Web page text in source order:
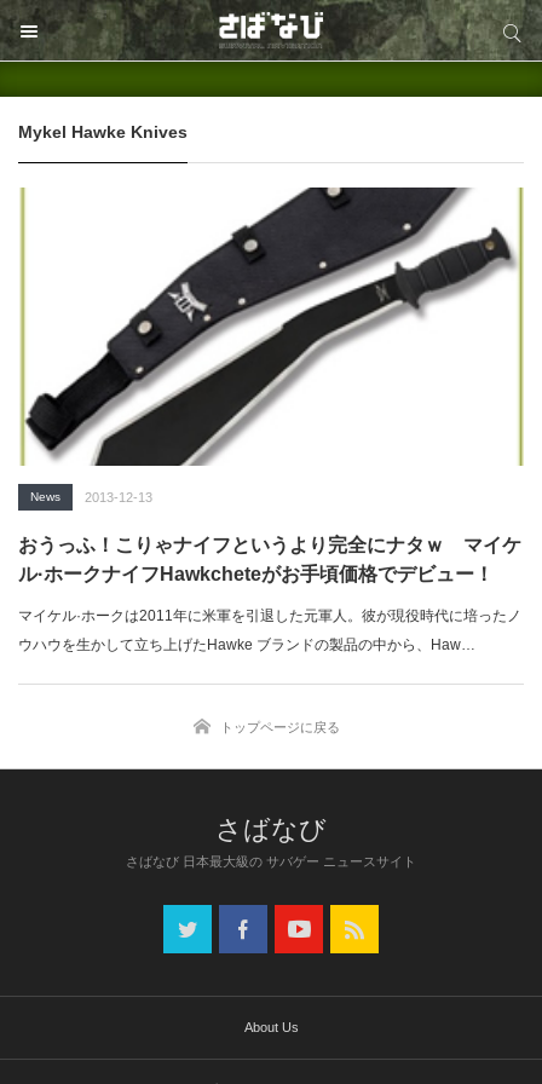
サイト内検索
Mykel Hawke Knives
News 2013-12-13
おうっふ！こりゃナイフというより完全にナタｗ マイケ
ル·ホークナイフHawkcheteがお手頃価格でデビュー！
マイケル·ホークは2011年に米軍を引退した元軍人。彼が現役時代に培ったノ
ウハウを生かして立ち上げたHawke ブランドの製品の中から、Haw…
トップページに戻る
さばなび 日本最大級の サバゲー ニュースサイト
About Us
サイト内検索